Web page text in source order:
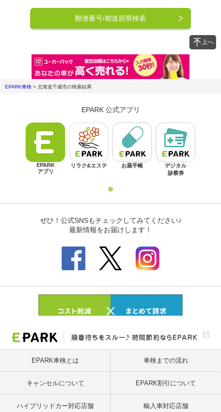
郵便番号/都道府県検索
上へ
EPARK車検 > 北海道千歳市の検索結果
EPARK車検とは 車検までの流れ
キャンセルについて EPARK割引について
ハイブリッドカー対応店舗 輸入車対応店舗